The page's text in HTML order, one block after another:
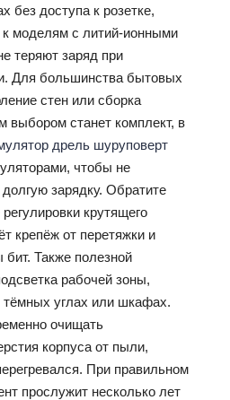
без доступа к розетке,
к моделям с литий-ионными
теряют заряд при
Для большинства бытовых
стен или сборка
выбором станет комплект, в
дрель шуруповерт
чтобы не
зарядку. Обратите
крутящего
крепёж от перетяжки и
Также полезной
рабочей зоны,
тёмных углах или шкафах.
очищать
корпуса от пыли,
При правильном
прослужит несколько лет